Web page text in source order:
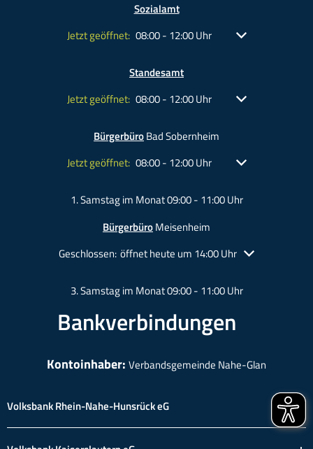
Sozialamt
Klicken, um weitere Öffnungs- oder Schließzeiten
Jetzt geöffnet: 08:00- 12:00Uhr
Von 08:00 bis 12:00 Uhr
Standesamt
Klicken, um weitere Öffnungs- oder Schließzeiten
Jetzt geöffnet: 08:00- 12:00Uhr
Von 08:00 bis 12:00 Uhr
BürgerbüroBad Sobernheim
Klicken, um weitere Öffnungs- oder Schließzeiten
Jetzt geöffnet: 08:00- 12:00Uhr
Von 08:00 bis 12:00 Uhr
1. Samstag im Monat 09:00 - 11:00 Uhr
BürgerbüroMeisenheim
Klicken, um weitere Öffnungs- oder Schließzeiten
Geschlossen: öffnet heute um 14:00 Uhr
3. Samstag im Monat 09:00 - 11:00 Uhr
Bankverbindungen
Kontoinhaber: Verbandsgemeinde Nahe-Glan
Volksbank Rhein-Nahe-Hunsrück eG